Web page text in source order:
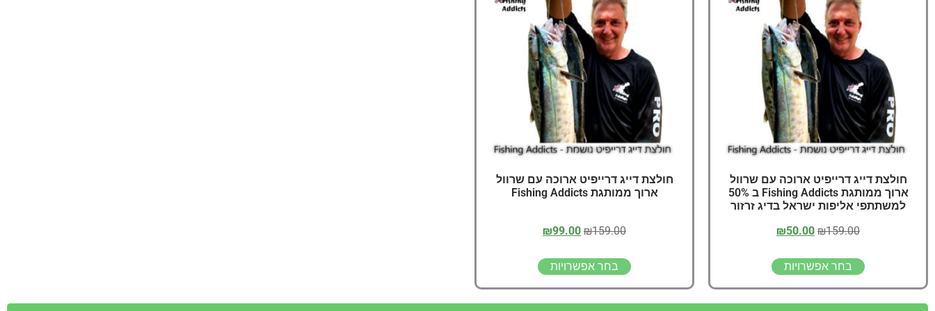
חולצת דייג דרייפיט ארוכה עם שרוול
ארוך ממותגת Fishing Addicts ב 50%
למשתתפי אליפות ישראל בדיג זרזור
₪159.00
₪50.00
בחר אפשרויות
חולצת דייג דרייפיט ארוכה עם שרוול
ארוך ממותגת Fishing Addicts
₪159.00
₪99.00
בחר אפשרויות